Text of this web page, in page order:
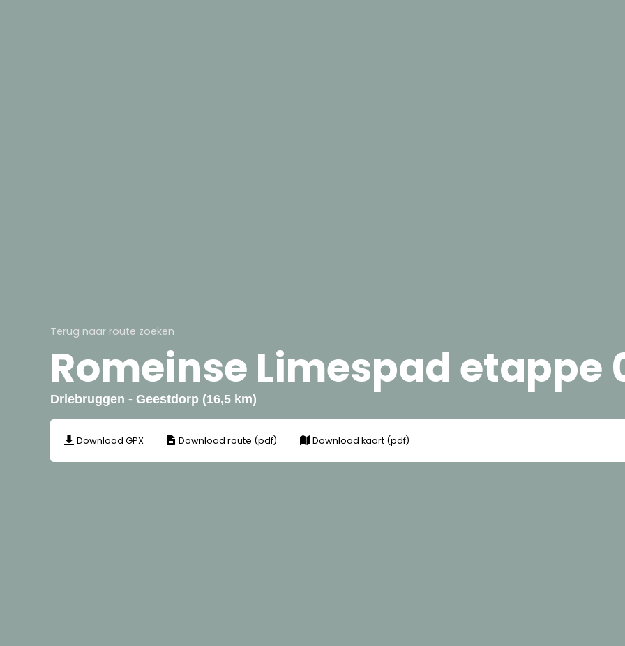
Terug naar route zoeken
Romeinse Limespad etappe
Driebruggen - Geestdorp (16,5 km)
Download GPX Download route (pdf) Download kaart (pdf)